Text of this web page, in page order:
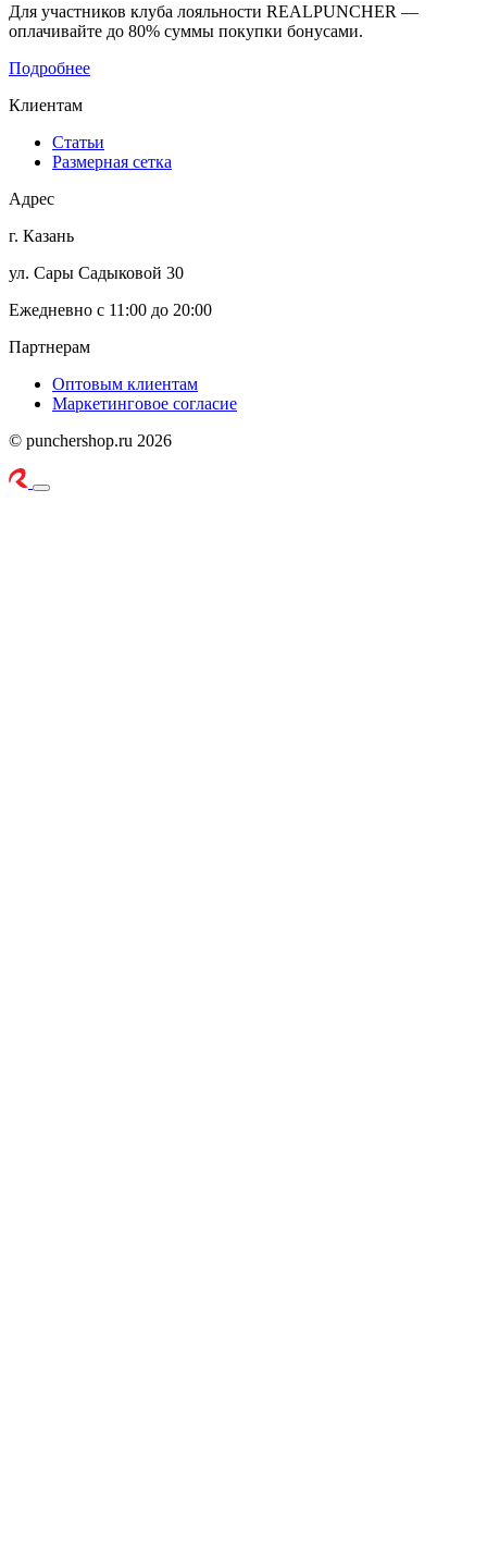
Для участников клуба лояльности REALPUNCHER —
оплачивайте до 80% суммы покупки бонусами.
Подробнее
Клиентам
Статьи
Размерная сетка
Адрес
г. Казань
ул. Сары Садыковой 30
Ежедневно с 11:00 до 20:00
Партнерам
Оптовым клиентам
Маркетинговое согласие
© punchershop.ru 2026